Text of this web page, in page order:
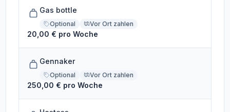
Gas bottle
Optional Vor Ort zahlen
20,00 € pro Woche
Gennaker
Optional Vor Ort zahlen
250,00 € pro Woche